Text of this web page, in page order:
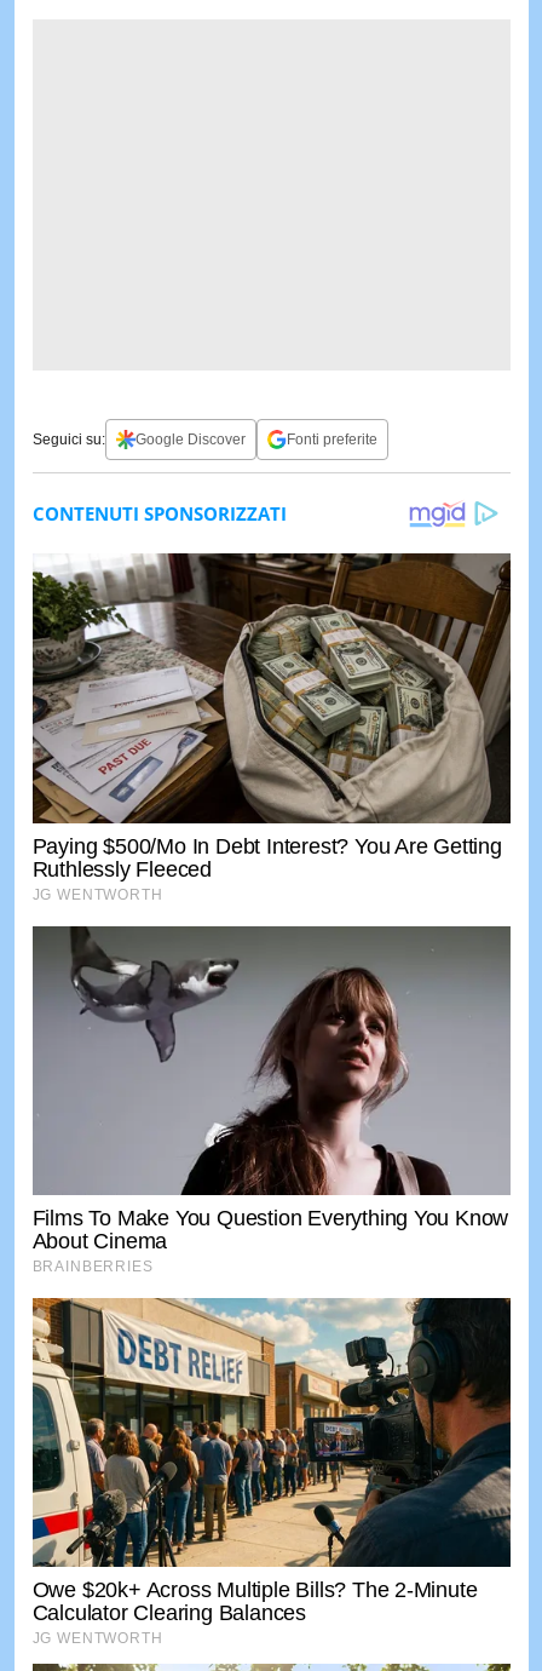
Seguici su: Google Discover Fonti preferite